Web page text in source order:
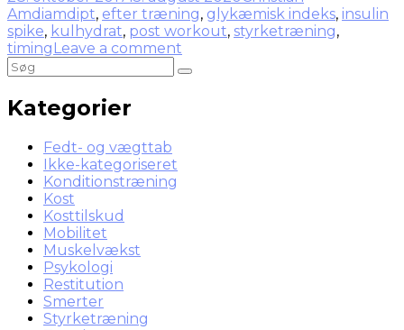
Amdiamdipt, efter træning, glykæmisk indeks, insulin
spike, kulhydrat, post workout, styrketræning,
timingLeave a comment
Kategorier
Fedt- og vægttab
Ikke-kategoriseret
Konditionstræning
Kost
Kosttilskud
Mobilitet
Muskelvækst
Psykologi
Restitution
Smerter
Styrketræning